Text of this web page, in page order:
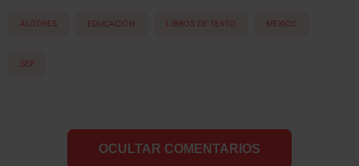
AUTORES EDUCACIÓN LIBROS DE TEXTO MEXICO
SEP
OCULTAR COMENTARIOS